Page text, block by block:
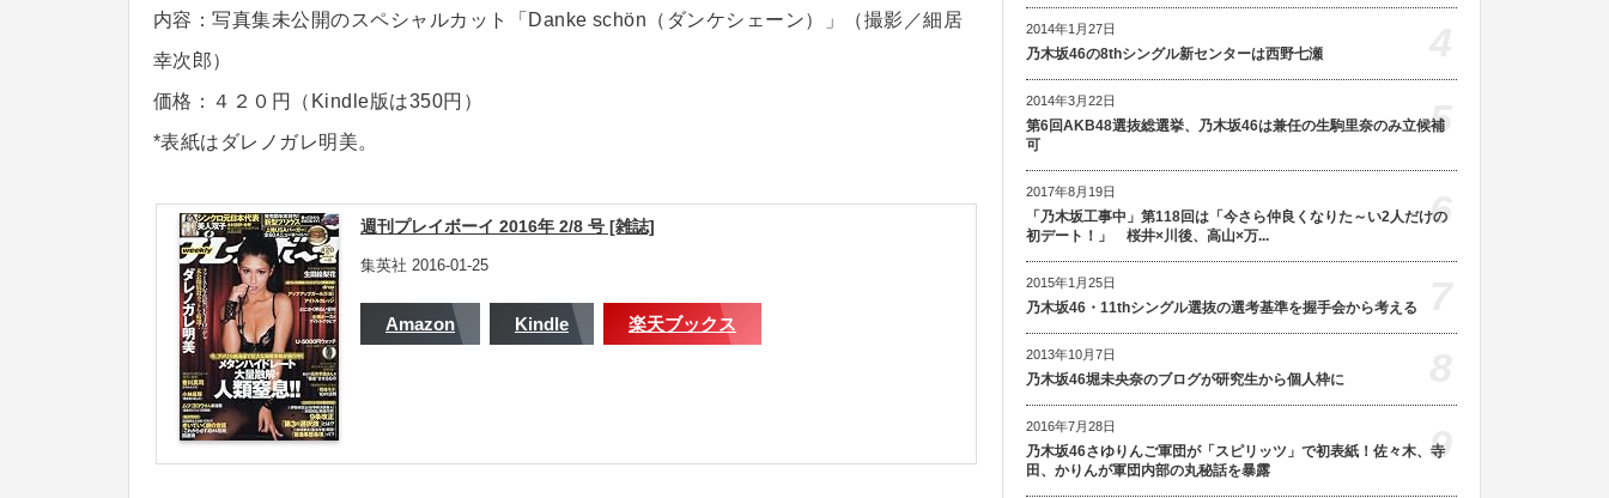
内容：写真集未公開のスペシャルカット「Danke schön（ダンケシェーン）」（撮影／細居
幸次郎）
価格：４２０円（Kindle版は350円）
*表紙はダレノガレ明美。
週刊プレイボーイ 2016年 2/8 号 [雑誌]
集英社 2016-01-25
Amazon Kindle 楽天ブックス
2014年1月27日
乃木坂46の8thシングル新センターは西野七瀬
2014年3月22日
第6回AKB48選抜総選挙、乃木坂46は兼任の生駒里奈のみ立候補
可
5
2017年8月19日
「乃木坂工事中」第118回は「今さら仲良くなりた～い2人だけの
初デート！」 桜井×川後、高山×万...
6
2015年1月25日
乃木坂46・11thシングル選抜の選考基準を握手会から考える
2013年10月7日
乃木坂46堀未央奈のブログが研究生から個人枠に
2016年7月28日
乃木坂46さゆりんご軍団が「スピリッツ」で初表紙！佐々木、寺
田、かりんが軍団内部の丸秘話を暴露
9